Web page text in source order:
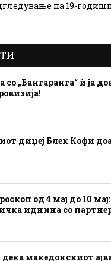
на 19-
„Бангаранга“ ѝ ја
диџеј Блек Кофи
од 4 мај до 10
иднина со
дека македонскиот